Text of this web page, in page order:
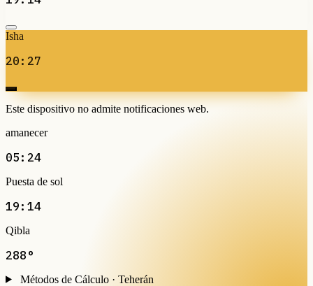
Isha
20:27
Este dispositivo no admite notificaciones web.
amanecer
05:24
Puesta de sol
19:14
Qibla
288°
Métodos de Cálculo · Teherán